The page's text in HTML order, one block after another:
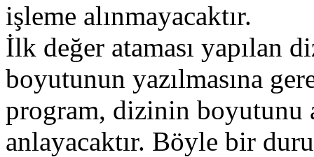
işleme alınmayacaktır.
İlk değer ataması yapılan
boyutunun yazılmasına
program, dizinin boyutunu
anlayacaktır. Böyle bir